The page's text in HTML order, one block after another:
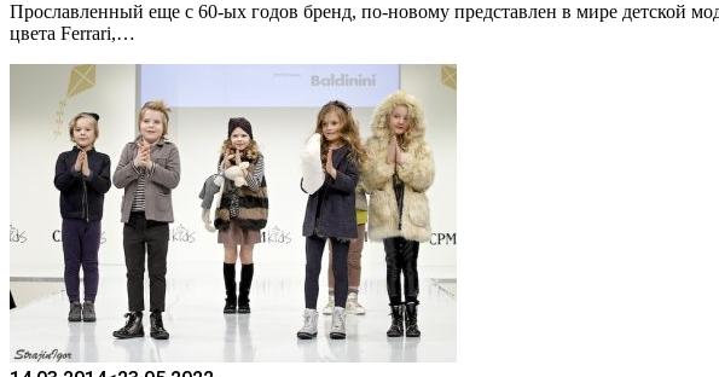
Прославленный еще с 60-ых годов бренд, по-новому представлен в мире детской
цвета Ferrari,…